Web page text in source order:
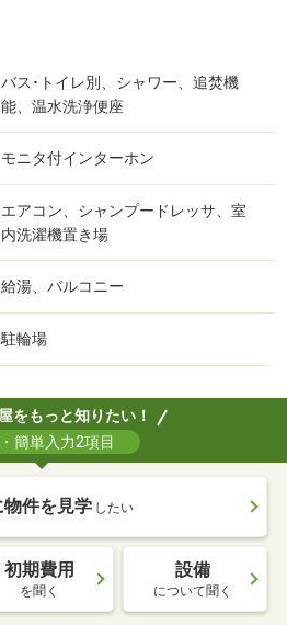
バス･トイレ別、シャワー、追焚機
能、温水洗浄便座
モニタ付インターホン
エアコン、シャンプードレッサ、室
内洗濯機置き場
給湯、バルコニー
駐輪場
をもっと知りたい！
簡単入力2項目
物件を見学 したい
初期費用
を聞く
設備
について聞く